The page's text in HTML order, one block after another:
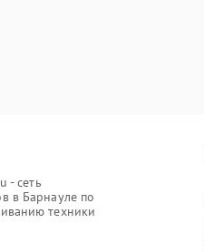
- сеть
в Барнауле по
техники